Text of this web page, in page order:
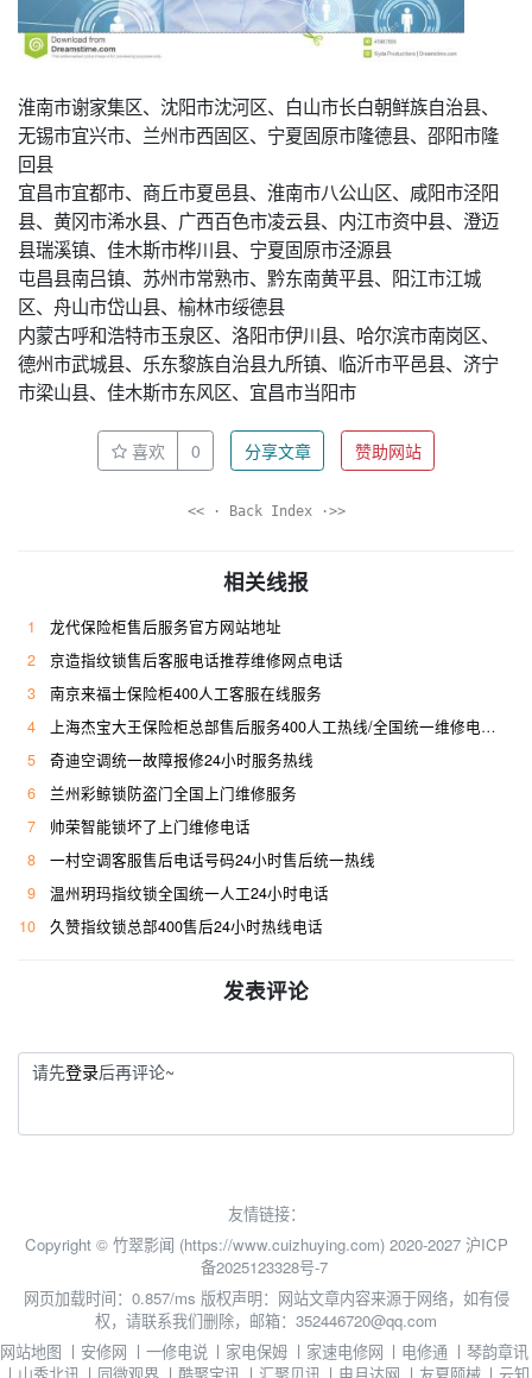
淮南市谢家集区、沈阳市沈河区、白山市长白朝鲜族自治县、
无锡市宜兴市、兰州市西固区、宁夏固原市隆德县、邵阳市隆
回县
宜昌市宜都市、商丘市夏邑县、淮南市八公山区、咸阳市泾阳
县、黄冈市浠水县、广西百色市凌云县、内江市资中县、澄迈
县瑞溪镇、佳木斯市桦川县、宁夏固原市泾源县
屯昌县南吕镇、苏州市常熟市、黔东南黄平县、阳江市江城
区、舟山市岱山县、榆林市绥德县
内蒙古呼和浩特市玉泉区、洛阳市伊川县、哈尔滨市南岗区、
德州市武城县、乐东黎族自治县九所镇、临沂市平邑县、济宁
市梁山县、佳木斯市东风区、宜昌市当阳市
喜欢 0 分享文章 赞助网站
<< · Back Index ·>>
相关线报
1
龙代保险柜售后服务官方网站地址
2
京造指纹锁售后客服电话推荐维修网点电话
3
南京来福士保险柜400人工客服在线服务
4
上海杰宝大王保险柜总部售后服务400人工热线/全国统一维修电话是多少
5
奇迪空调统一故障报修24小时服务热线
6
兰州彩鲸锁防盗门全国上门维修服务
7
帅荣智能锁坏了上门维修电话
8
一村空调客服售后电话号码24小时售后统一热线
9
温州玥玛指纹锁全国统一人工24小时电话
10
久赞指纹锁总部400售后24小时热线电话
发表评论
请先登录后再评论~
友情链接：
Copyright © 竹翠影闻 (https://www.cuizhuying.com) 2020-2027 沪ICP
备2025123328号-7
网页加载时间：0.857/ms 版权声明：网站文章内容来源于网络，如有侵
权，请联系我们删除，邮箱：352446720@qq.com
网站地图 丨 安修网 丨 一修电说 丨 家电保姆 丨 家速电修网 丨 电修通 丨琴韵章讯